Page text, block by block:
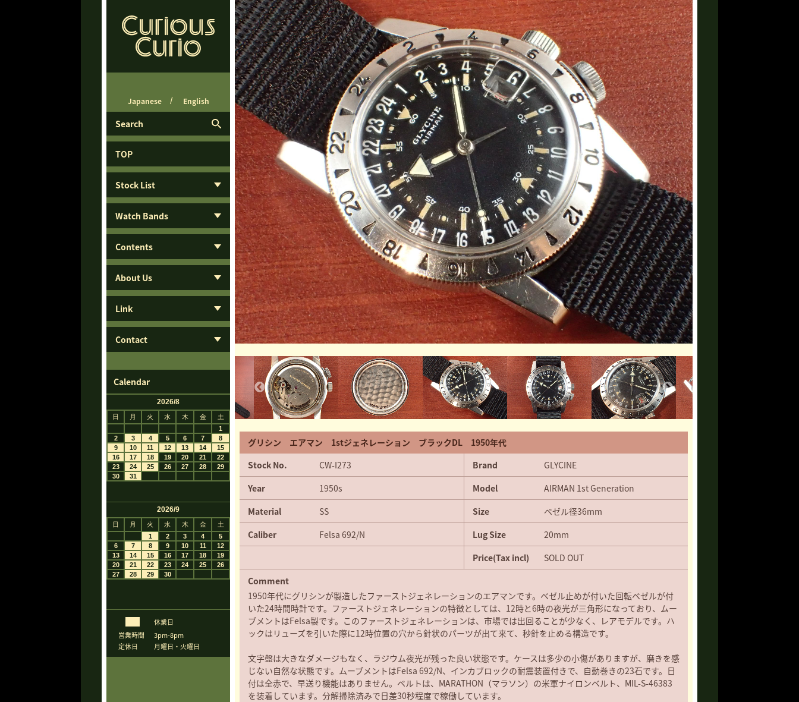
English
Japanese
Search
TOP
Stock List
Watch Bands
Contents
About Us
Link
Contact
Calendar
休業日
営業時間
3pm-8pm
定休日
月曜日・火曜日
グリシン エアマン 1stジェネレーション ブラックDL 1950年代
Stock No.
CW-I273 Brand
GLYCINE
Year
1950s Model
AIRMAN 1st Generation
Material
SS Size
ベゼル径36mm
Caliber
Felsa 692/N Lug Size
20mm
Price(Tax incl)
SOLD OUT
Comment
1950年代にグリシンが製造したファーストジェネレーションのエアマンです。ベゼル止めが付いた回転ベゼルが付
いた24時間時計です。ファーストジェネレーションの特徴としては、12時と6時の夜光が三角形になっており、ムー
ブメントはFelsa製です。このファーストジェネレーションは、市場では出回ることが少なく、レアモデルです。ハ
ックはリューズを引いた際に12時位置の穴から針状のパーツが出て来て、秒針を止める構造です。
文字盤は大きなダメージもなく、ラジウム夜光が残った良い状態です。ケースは多少の小傷がありますが、磨きを感
じない自然な状態です。ムーブメントはFelsa 692/N、インカブロックの耐震装置付きで、自動巻きの23石です。日
付は全赤で、早送り機能はありません。ベルトは、MARATHON（マラソン）の米軍ナイロンベルト、MIL-S-46383
を装着しています。分解掃除済みで日差30秒程度で稼働しています。